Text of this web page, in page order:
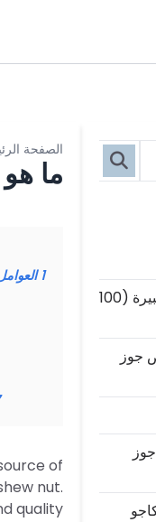
آلات معالجة الكاجو الصغيرة والكبيرة (100
جوز
الصفحة
ما
1
of
nut.
quality.